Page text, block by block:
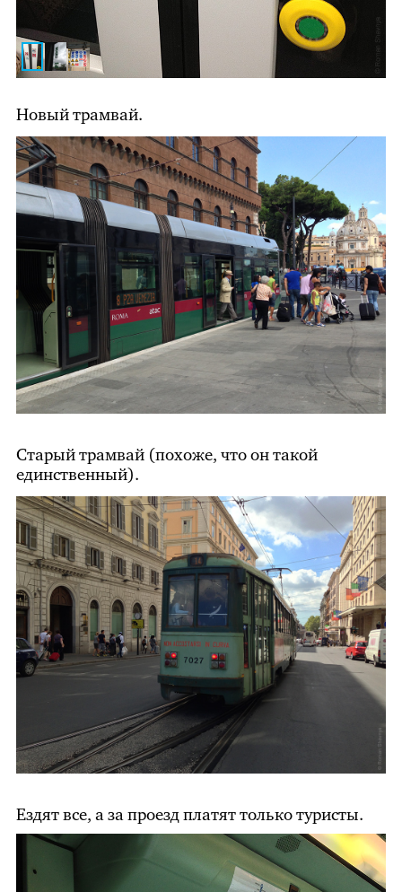
Новый трамвай.
Старый трамвай (похоже, что он такой
единственный).
Ездят все, а за проезд платят только туристы.